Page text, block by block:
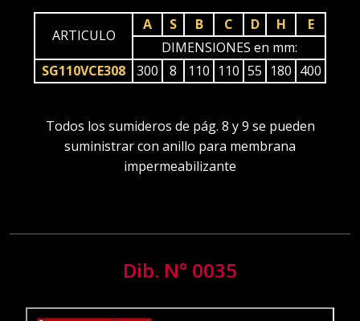
ARTICULO
A S B C D H
E
DIMENSIONES en mm:
SG110VCE308
300 8 110 110 55 180 400
Todos los sumideros de pág. 8 y 9 se pueden
suministrar con anillo para membrana
impermeabilizante
Dib. N° 0035